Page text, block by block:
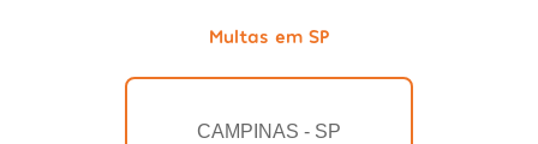
Multas em SP
CAMPINAS - SP